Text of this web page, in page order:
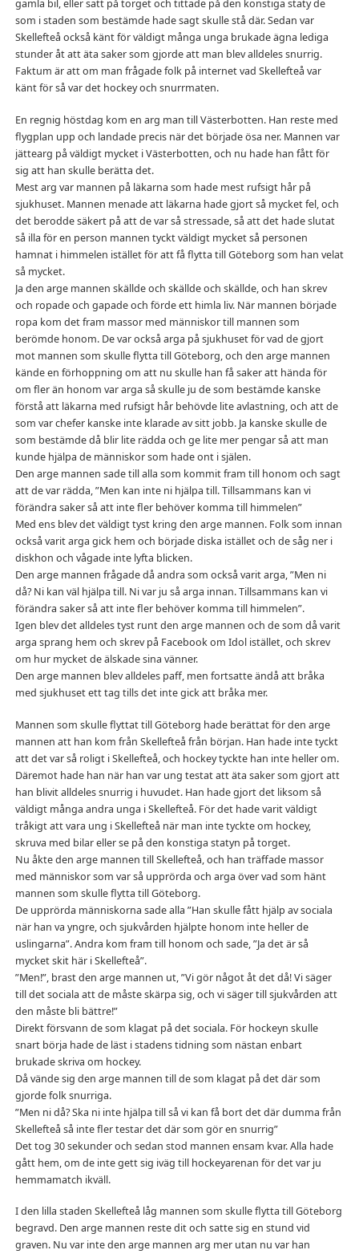
gamla bil, eller satt på torget och tittade på den konstiga staty de
som i staden som bestämde hade sagt skulle stå där. Sedan var
Skellefteå också känt för väldigt många unga brukade ägna lediga
stunder åt att äta saker som gjorde att man blev alldeles snurrig.
Faktum är att om man frågade folk på internet vad Skellefteå var
känt för så var det hockey och snurrmaten.
En regnig höstdag kom en arg man till Västerbotten. Han reste med
flygplan upp och landade precis när det började ösa ner. Mannen var
jättearg på väldigt mycket i Västerbotten, och nu hade han fått för
sig att han skulle berätta det.
Mest arg var mannen på läkarna som hade mest rufsigt hår på
sjukhuset. Mannen menade att läkarna hade gjort så mycket fel, och
det berodde säkert på att de var så stressade, så att det hade slutat
så illa för en person mannen tyckt väldigt mycket så personen
hamnat i himmelen istället för att få flytta till Göteborg som han velat
så mycket.
Ja den arge mannen skällde och skällde och skällde, och han skrev
och ropade och gapade och förde ett himla liv. När mannen började
ropa kom det fram massor med människor till mannen som
berömde honom. De var också arga på sjukhuset för vad de gjort
mot mannen som skulle flytta till Göteborg, och den arge mannen
kände en förhoppning om att nu skulle han få saker att hända för
om fler än honom var arga så skulle ju de som bestämde kanske
förstå att läkarna med rufsigt hår behövde lite avlastning, och att de
som var chefer kanske inte klarade av sitt jobb. Ja kanske skulle de
som bestämde då blir lite rädda och ge lite mer pengar så att man
kunde hjälpa de människor som hade ont i själen.
Den arge mannen sade till alla som kommit fram till honom och sagt
att de var rädda, ”Men kan inte ni hjälpa till. Tillsammans kan vi
förändra saker så att inte fler behöver komma till himmelen”
Med ens blev det väldigt tyst kring den arge mannen. Folk som innan
också varit arga gick hem och började diska istället och de såg ner i
diskhon och vågade inte lyfta blicken.
Den arge mannen frågade då andra som också varit arga, ”Men ni
då? Ni kan väl hjälpa till. Ni var ju så arga innan. Tillsammans kan vi
förändra saker så att inte fler behöver komma till himmelen”.
Igen blev det alldeles tyst runt den arge mannen och de som då varit
arga sprang hem och skrev på Facebook om Idol istället, och skrev
om hur mycket de älskade sina vänner.
Den arge mannen blev alldeles paff, men fortsatte ändå att bråka
med sjukhuset ett tag tills det inte gick att bråka mer.
Mannen som skulle flyttat till Göteborg hade berättat för den arge
mannen att han kom från Skellefteå från början. Han hade inte tyckt
att det var så roligt i Skellefteå, och hockey tyckte han inte heller om.
Däremot hade han när han var ung testat att äta saker som gjort att
han blivit alldeles snurrig i huvudet. Han hade gjort det liksom så
väldigt många andra unga i Skellefteå. För det hade varit väldigt
tråkigt att vara ung i Skellefteå när man inte tyckte om hockey,
skruva med bilar eller se på den konstiga statyn på torget.
Nu åkte den arge mannen till Skellefteå, och han träffade massor
med människor som var så upprörda och arga över vad som hänt
mannen som skulle flytta till Göteborg.
De upprörda människorna sade alla ”Han skulle fått hjälp av sociala
när han va yngre, och sjukvården hjälpte honom inte heller de
uslingarna”. Andra kom fram till honom och sade, ”Ja det är så
mycket skit här i Skellefteå”.
”Men!”, brast den arge mannen ut, ”Vi gör något åt det då! Vi säger
till det sociala att de måste skärpa sig, och vi säger till sjukvården att
den måste bli bättre!”
Direkt försvann de som klagat på det sociala. För hockeyn skulle
snart börja hade de läst i stadens tidning som nästan enbart
brukade skriva om hockey.
Då vände sig den arge mannen till de som klagat på det där som
gjorde folk snurriga.
”Men ni då? Ska ni inte hjälpa till så vi kan få bort det där dumma från
Skellefteå så inte fler testar det där som gör en snurrig”
Det tog 30 sekunder och sedan stod mannen ensam kvar. Alla hade
gått hem, om de inte gett sig iväg till hockeyarenan för det var ju
hemmamatch ikväll.
I den lilla staden Skellefteå låg mannen som skulle flytta till Göteborg
begravd. Den arge mannen reste dit och satte sig en stund vid
graven. Nu var inte den arge mannen arg mer utan nu var han